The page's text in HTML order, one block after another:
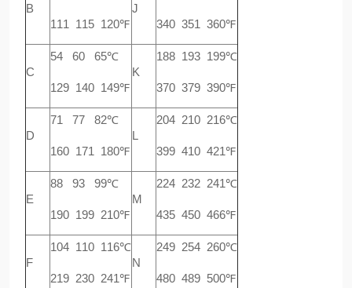
B
111 115 120℉
J
340 351 360℉
C
54 60 65℃
129 140 149℉
K
188 193 199℃
370 379 390℉
D
71 77 82℃
160 171 180℉
L
204 210 216℃
399 410 421℉
E
88 93 99℃
190 199 210℉
M
224 232 241℃
435 450 466℉
F
104 110 116℃
219 230 241℉
N
249 254 260℃
480 489 500℉